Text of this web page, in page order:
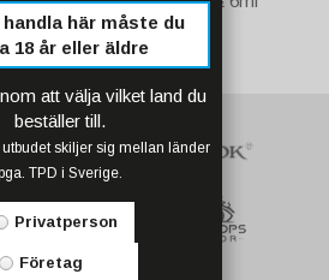
här måste du
18 år eller äldre
att välja vilket land du
beställer till.
skiljer sig mellan länder
TPD i Sverige.
Privatperson
Företag